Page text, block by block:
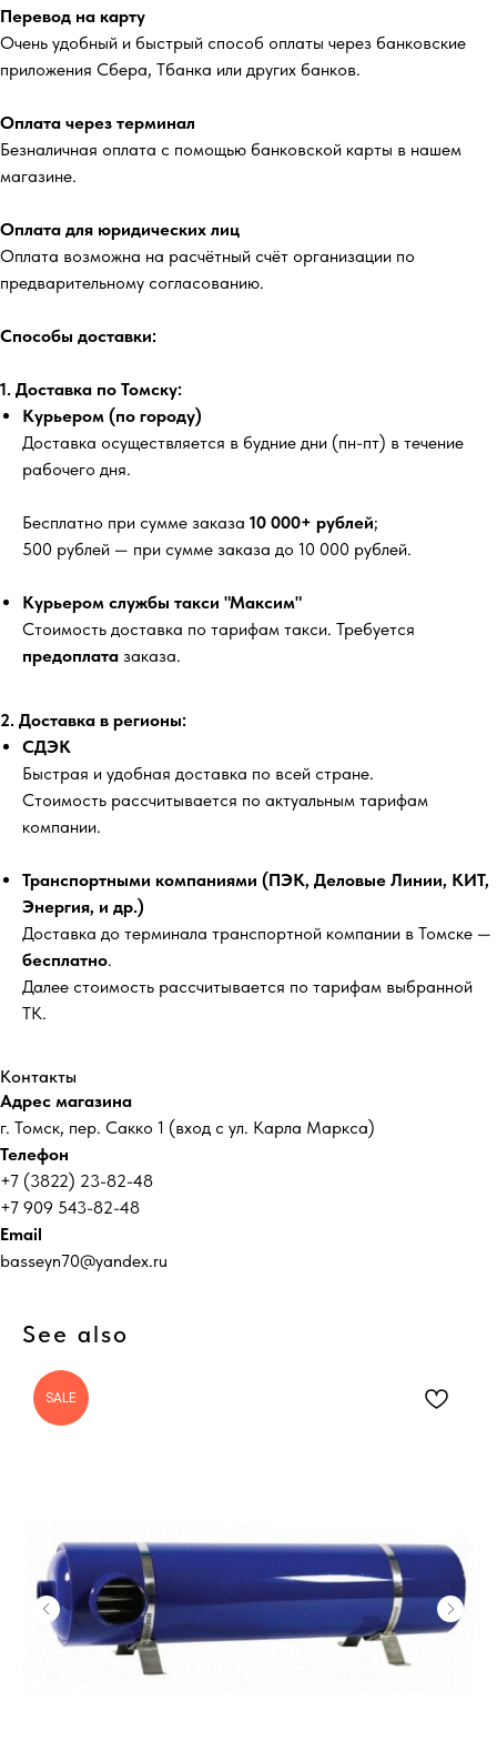
Перевод на карту
Очень удобный и быстрый способ оплаты через банковские
приложения Сбера, Тбанка или других банков.
Оплата через терминал
Безналичная оплата с помощью банковской карты в нашем
магазине.
Оплата для юридических лиц
Оплата возможна на расчётный счёт организации по
предварительному согласованию.
Способы доставки:
1. Доставка по Томску:
Курьером (по городу)
Доставка осуществляется в будние дни (пн-пт) в течение
рабочего дня.
Бесплатно при сумме заказа 10 000+ рублей;
500 рублей — при сумме заказа до 10 000 рублей.
Курьером службы такси "Максим"
Стоимость доставка по тарифам такси. Требуется
предоплата заказа.
2. Доставка в регионы:
СДЭК
Быстрая и удобная доставка по всей стране.
Стоимость рассчитывается по актуальным тарифам
компании.
Транспортными компаниями (ПЭК, Деловые Линии, КИТ,
Энергия, и др.)
Доставка до терминала транспортной компании в Томске —
бесплатно.
Далее стоимость рассчитывается по тарифам выбранной
ТК.
Контакты
Адрес магазина
г. Томск, пер. Сакко 1 (вход с ул. Карла Маркса)
Телефон
+7 (3822) 23-82-48
+7 909 543-82-48
Email
basseyn70@yandex.ru
See also
SALE